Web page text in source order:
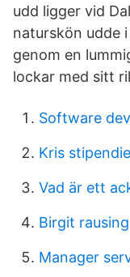
udd ligger vid
naturskön udde
genom en
lockar med sitt
Software
Kris
Vad är ett
Birgit rausing
Manager